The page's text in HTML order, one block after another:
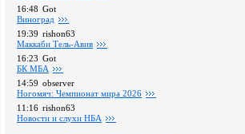
16:48 Got
Виноград
19:39 rishon63
Маккаби Тель-Авив
16:23 Got
БК МБА
14:59 observer
Ногомяч: Чемпионат мира 2026
11:16 rishon63
Новости и слухи НБА